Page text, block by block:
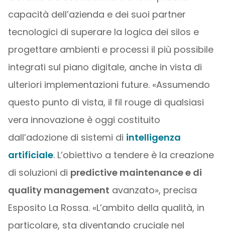
capacità dell’azienda e dei suoi partner
tecnologici di superare la logica dei silos e
progettare ambienti e processi il più possibile
integrati sul piano digitale, anche in vista di
ulteriori implementazioni future. «Assumendo
questo punto di vista, il fil rouge di qualsiasi
vera innovazione è oggi costituito
dall’adozione di sistemi di intelligenza
artificiale. L’obiettivo a tendere è la creazione
di soluzioni di predictive maintenance e di
quality management avanzato», precisa
Esposito La Rossa. «L’ambito della qualità, in
particolare, sta diventando cruciale nel